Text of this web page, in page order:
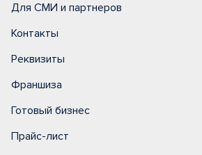
Для СМИ и партнеров
Контакты
Реквизиты
Франшиза
Готовый бизнес
Прайс-лист